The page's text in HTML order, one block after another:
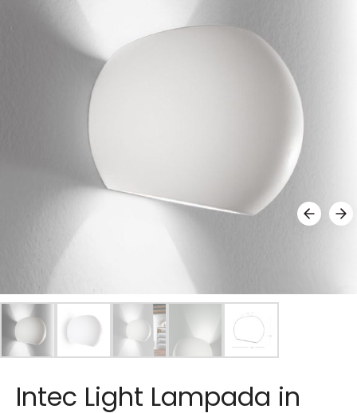
Intec Light Lampada in